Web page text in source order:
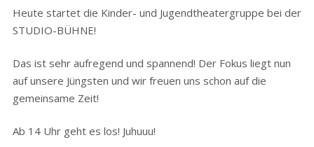
Heute startet die Kinder- und Jugendtheatergruppe bei der
STUDIO-BÜHNE!
Das ist sehr aufregend und spannend! Der Fokus liegt nun
auf unsere Jüngsten und wir freuen uns schon auf die
gemeinsame Zeit!
Ab 14 Uhr geht es los! Juhuuu!